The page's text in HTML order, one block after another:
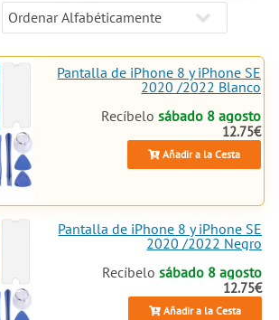
Pantalla de iPhone 8 y iPhone SE
2020 /2022 Blanco
Recíbelo sábado 8 agosto
12.75€
Añadir a la Cesta
Pantalla de iPhone 8 y iPhone SE
2020 /2022 Negro
Recíbelo sábado 8 agosto
12.75€
Añadir a la Cesta